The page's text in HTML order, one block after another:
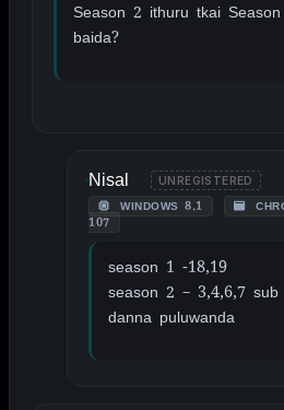
Season 2 ithuru tkai
baida?
Nisal UNREGISTERED
WINDOWS 8.1
107
season 1 -18,19
season 2 – 3,4,6,7 sub
danna puluwanda